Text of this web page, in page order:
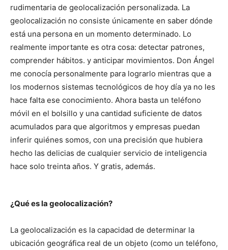
rudimentaria de geolocalización personalizada. La
geolocalización no consiste únicamente en saber dónde
está una persona en un momento determinado. Lo
realmente importante es otra cosa: detectar patrones,
comprender hábitos. y anticipar movimientos. Don Ángel
me conocía personalmente para lograrlo mientras que a
los modernos sistemas tecnológicos de hoy día ya no les
hace falta ese conocimiento. Ahora basta un teléfono
móvil en el bolsillo y una cantidad suficiente de datos
acumulados para que algoritmos y empresas puedan
inferir quiénes somos, con una precisión que hubiera
hecho las delicias de cualquier servicio de inteligencia
hace solo treinta años. Y gratis, además.
¿Qué es la geolocalización?
La geolocalización es la capacidad de determinar la
ubicación geográfica real de un objeto (como un teléfono,